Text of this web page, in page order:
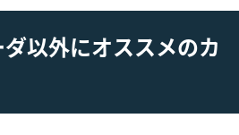
以外にオススメのカ